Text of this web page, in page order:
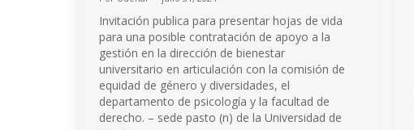
Invitación publica para presentar hojas de vida
para una posible contratación de apoyo a la
gestión en la dirección de bienestar
universitario en articulación con la comisión de
equidad de género y diversidades, el
departamento de psicología y la facultad de
derecho. – sede pasto (n) de la Universidad de